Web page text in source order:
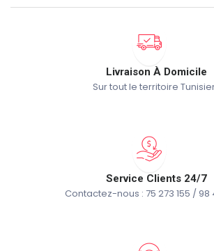
Livraison À Domicile
Sur tout le territoire
Service Clients 24/7
Contactez-nous : 75 273 155 / 98